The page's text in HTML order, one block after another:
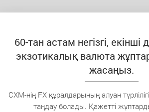
60-тан астам негізгі, екінші
экзотикалық валюта
жасаңыз.
CXM-нің FX құралдарының алуан
таңдау болады. Қажетті